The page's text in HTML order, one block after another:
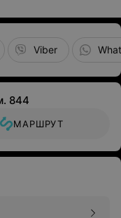
Viber
844
МАРШРУТ